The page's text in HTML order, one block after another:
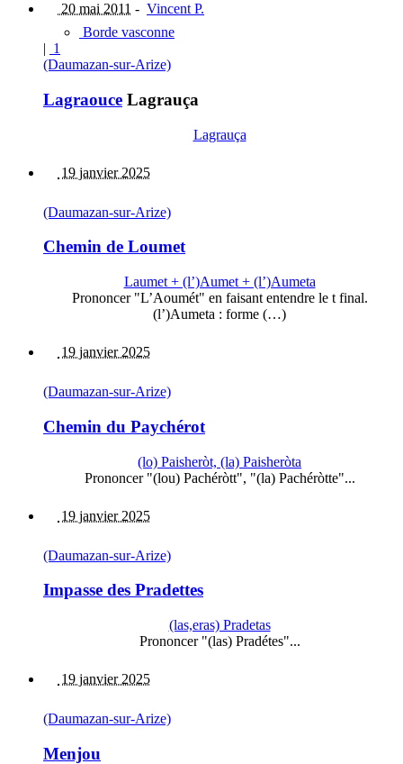
20 mai 2011 - Vincent P.
Borde vasconne
| 1
(Daumazan-sur-Arize)
Lagraouce Lagrauça
Lagrauça
19 janvier 2025
(Daumazan-sur-Arize)
Chemin de Loumet
Laumet + (l’)Aumet + (l’)Aumeta
Prononcer "L’Aoumét" en faisant entendre le t final.
(l’)Aumeta : forme (…)
19 janvier 2025
(Daumazan-sur-Arize)
Chemin du Paychérot
(lo) Paisheròt, (la) Paisheròta
Prononcer "(lou) Pachéròtt", "(la) Pachéròtte"...
19 janvier 2025
(Daumazan-sur-Arize)
Impasse des Pradettes
(las,eras) Pradetas
Prononcer "(las) Pradétes"...
19 janvier 2025
(Daumazan-sur-Arize)
Menjou